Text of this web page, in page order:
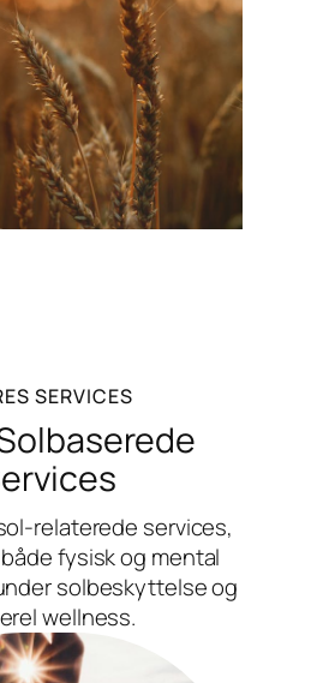
SERVICES
relaterede services,
fysisk og mental
solbeskyttelse og
wellness.